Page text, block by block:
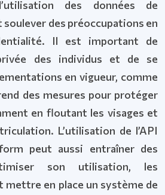
des données de
des préoccupations en
Il est important de
des individus et de se
en vigueur, comme
des mesures pour protéger
en floutant les visages et
L’utilisation de l’API
peut aussi entraîner des
son utilisation, les
mettre en place un système de